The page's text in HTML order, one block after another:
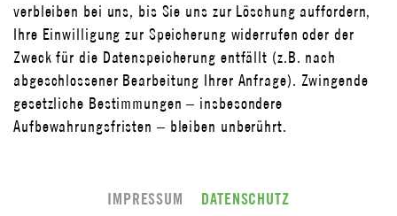
verbleiben bei uns, bis Sie uns zur Löschung auffordern,
Ihre Einwilligung zur Speicherung widerrufen oder der
Zweck für die Datenspeicherung entfällt (z.B. nach
abgeschlossener Bearbeitung Ihrer Anfrage). Zwingende
gesetzliche Bestimmungen – insbesondere
Aufbewahrungsfristen – bleiben unberührt.
IMPRESSUM DATENSCHUTZ